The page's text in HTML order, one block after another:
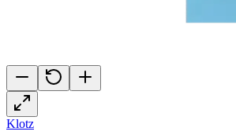
Klotz